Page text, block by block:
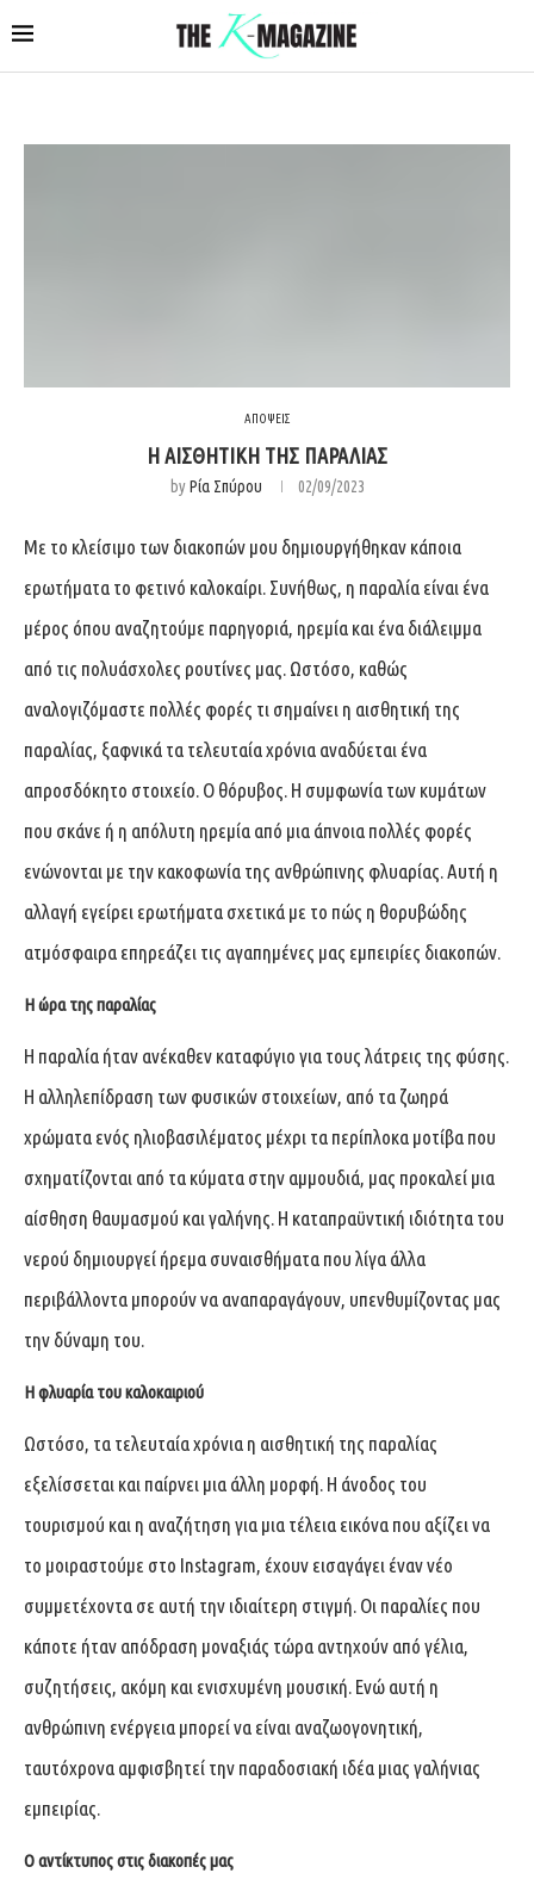
ΑΠΟΨΕΙΣ
Η ΑΙΣΘΗΤΙΚΗ ΤΗΣ ΠΑΡΑΛΙΑΣ
byΡία Σπύρου 02/09/2023
Με το κλείσιμο των διακοπών μου δημιουργήθηκαν κάποια
ερωτήματα το φετινό καλοκαίρι. Συνήθως, η παραλία είναι ένα
μέρος όπου αναζητούμε παρηγοριά, ηρεμία και ένα διάλειμμα
από τις πολυάσχολες ρουτίνες μας. Ωστόσο, καθώς
αναλογιζόμαστε πολλές φορές τι σημαίνει η αισθητική της
παραλίας, ξαφνικά τα τελευταία χρόνια αναδύεται ένα
απροσδόκητο στοιχείο. O θόρυβος. Η συμφωνία των κυμάτων
που σκάνε ή η απόλυτη ηρεμία από μια άπνοια πολλές φορές
ενώνονται με την κακοφωνία της ανθρώπινης φλυαρίας. Αυτή η
αλλαγή εγείρει ερωτήματα σχετικά με το πώς η θορυβώδης
ατμόσφαιρα επηρεάζει τις αγαπημένες μας εμπειρίες διακοπών.
Η ώρα της παραλίας
Η παραλία ήταν ανέκαθεν καταφύγιο για τους λάτρεις της φύσης.
Η αλληλεπίδραση των φυσικών στοιχείων, από τα ζωηρά
χρώματα ενός ηλιοβασιλέματος μέχρι τα περίπλοκα μοτίβα που
σχηματίζονται από τα κύματα στην αμμουδιά, μας προκαλεί μια
αίσθηση θαυμασμού και γαλήνης. Η καταπραϋντική ιδιότητα του
νερού δημιουργεί ήρεμα συναισθήματα που λίγα άλλα
περιβάλλοντα μπορούν να αναπαραγάγουν, υπενθυμίζοντας μας
την δύναμη του.
Η φλυαρία του καλοκαιριού
Ωστόσο, τα τελευταία χρόνια η αισθητική της παραλίας
εξελίσσεται και παίρνει μια άλλη μορφή. Η άνοδος του
τουρισμού και η αναζήτηση για μια τέλεια εικόνα που αξίζει να
το μοιραστούμε στο Instagram, έχουν εισαγάγει έναν νέο
συμμετέχοντα σε αυτή την ιδιαίτερη στιγμή. Οι παραλίες που
κάποτε ήταν απόδραση μοναξιάς τώρα αντηχούν από γέλια,
συζητήσεις, ακόμη και ενισχυμένη μουσική. Ενώ αυτή η
ανθρώπινη ενέργεια μπορεί να είναι αναζωογονητική,
ταυτόχρονα αμφισβητεί την παραδοσιακή ιδέα μιας γαλήνιας
εμπειρίας.
Ο αντίκτυπος στις διακοπές μας